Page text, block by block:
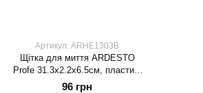
Артикул: ARHE1303B
Щітка для миття ARDESTO
Profe 31.3х2.2х6.5см, пластик,
блакитний
96 грн